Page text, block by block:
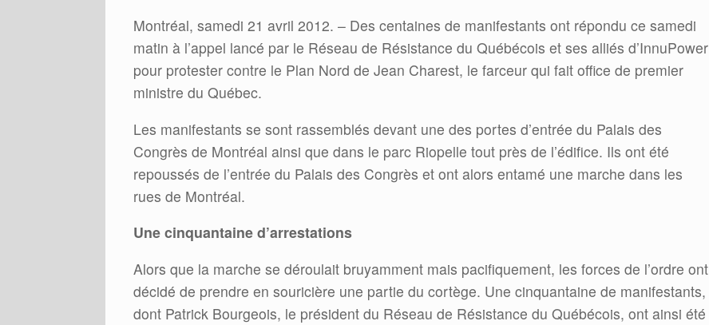
Montréal, samedi 21 avril 2012. – Des centaines de manifestants ont répondu ce samedi
matin à l’appel lancé par le Réseau de Résistance du Québécois et ses alliés d’InnuPower
pour protester contre le Plan Nord de Jean Charest, le farceur qui fait office de premier
ministre du Québec.
Les manifestants se sont rassemblés devant une des portes d’entrée du Palais des
Congrès de Montréal ainsi que dans le parc Riopelle tout près de l’édifice. Ils ont été
repoussés de l’entrée du Palais des Congrès et ont alors entamé une marche dans les
rues de Montréal.
Une cinquantaine d’arrestations
Alors que la marche se déroulait bruyamment mais pacifiquement, les forces de l’ordre ont
décidé de prendre en souricière une partie du cortège. Une cinquantaine de manifestants,
dont Patrick Bourgeois, le président du Réseau de Résistance du Québécois, ont ainsi été